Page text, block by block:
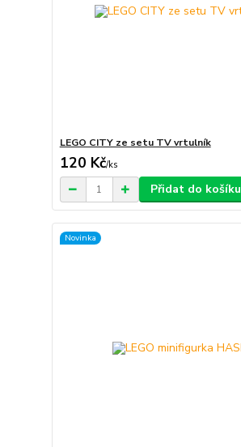
LEGO CITY ze setu TV vrtulník
120 Kč/ks
Přidat do košíku
Novinka